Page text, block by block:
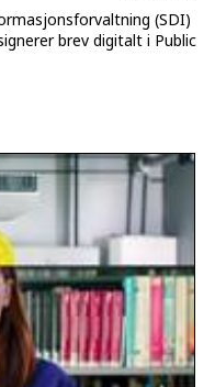
(SDI)
brev digitalt i Public